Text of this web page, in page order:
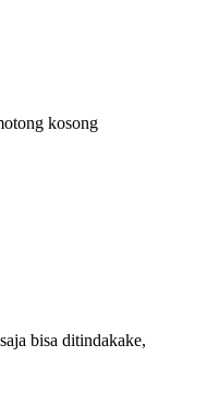
kosong
bisa ditindakake,